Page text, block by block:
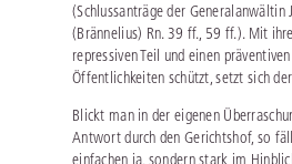
(Schlussanträge der
(Brännelius) Rn. 39 ff., 59 ff.). Mit
repressiven Teil und einen
Öffentlichkeiten schützt, setzt sich
Blickt man in der eigenen
Antwort durch den Gerichtshof, so
einfachen ja, sondern stark im